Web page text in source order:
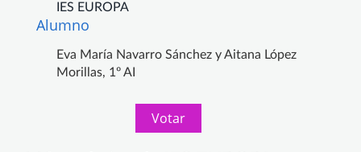
IES EUROPA
Alumno
Eva María Navarro Sánchez y Aitana López
Morillas, 1º AI
Votar